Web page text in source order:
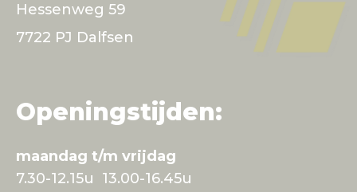
Hessenweg 59
7722 PJ Dalfsen
Openingstijden:
maandag t/m vrijdag
7.30-12.15u 13.00-16.45u